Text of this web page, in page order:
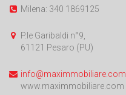
Milena: 340 1869125
P.le Garibaldi n°9,
61121 Pesaro (PU)
info@maximmobiliare.com
www.maximmobiliare.com